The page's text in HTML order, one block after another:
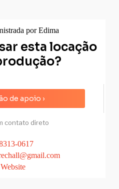
por Edima
esta locação
de apoio ›
contato direto
0617
Website